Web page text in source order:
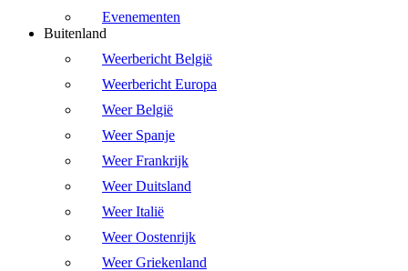
Evenementen
Buitenland
Weerbericht België
Weerbericht Europa
Weer België
Weer Spanje
Weer Frankrijk
Weer Duitsland
Weer Italië
Weer Oostenrijk
Weer Griekenland